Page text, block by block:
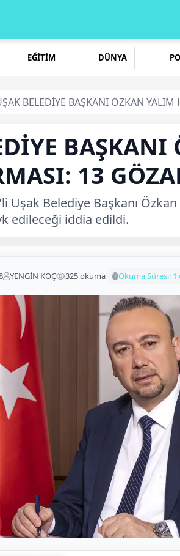
EĞİTİM DÜNYA
BELEDİYE BAŞKANI ÖZKAN
13
Uşak Belediye Başkanı
edileceği iddia edildi.
YENGİN KOÇ 325 okuma Okuma Süresi: 1